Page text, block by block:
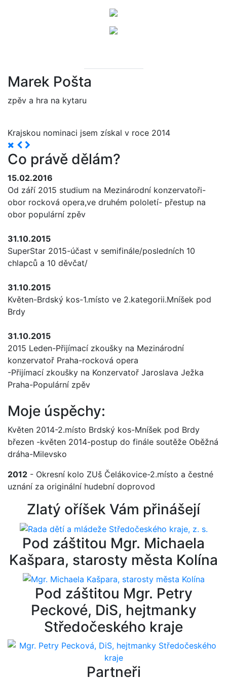
Marek Pošta
zpěv a hra na kytaru
Krajskou nominaci jsem získal v roce 2014
Moje úspěchy:
Květen 2014-2.místo Brdský kos-Mníšek pod Brdy
březen -květen 2014-postup do finále soutěže Oběžná
dráha-Milevsko
2012 - Okresní kolo ZUš Čelákovice-2.místo a čestné
uznání za originální hudební doprovod
Co právě dělám?
15.02.2016
Od září 2015 studium na Mezinárodní konzervatoři-
obor rocková opera,ve druhém pololetí- přestup na
obor populární zpěv
31.10.2015
SuperStar 2015-účast v semifinále/posledních 10
chlapců a 10 děvčat/
31.10.2015
Květen-Brdský kos-1.místo ve 2.kategorii.Mníšek pod
Brdy
31.10.2015
2015 Leden-Přijímací zkoušky na Mezinárodní
konzervatoř Praha-rocková opera
-Přijímací zkoušky na Konzervatoř Jaroslava Ježka
Praha-Populární zpěv
Zlatý oříšek Vám přinášejí
Pod záštitou Mgr. Michaela
Kašpara, starosty města Kolína
Pod záštitou Mgr. Petry
Peckové, DiS, hejtmanky
Středočeského kraje
Partneři